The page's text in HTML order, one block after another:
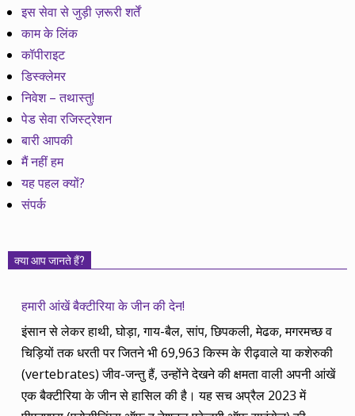
इस सेवा से जुड़ी ज़रूरी शर्तें
काम के लिंक
कॉपीराइट
डिस्क्लेमर
निवेश – तथास्तु!
पेड सेवा रजिस्ट्रेशन
बारी आपकी
मैं नहीं हम
यह पहल क्यों?
संपर्क
क्या आप जानते हैं?
हमारी आंखें बैक्टीरिया के जीन की देन!
इंसान से लेकर हाथी, घोड़ा, गाय-बैल, सांप, छिपकली, मेढक, मगरमच्छ व
चिड़ियों तक धरती पर जितने भी 69,963 किस्म के रीढ़वाले या कशेरुकी
(vertebrates) जीव-जन्तु हैं, उन्होंने देखने की क्षमता वाली अपनी आंखें
एक बैक्टीरिया के जीन से हासिल की है। यह सच अप्रैल 2023 में